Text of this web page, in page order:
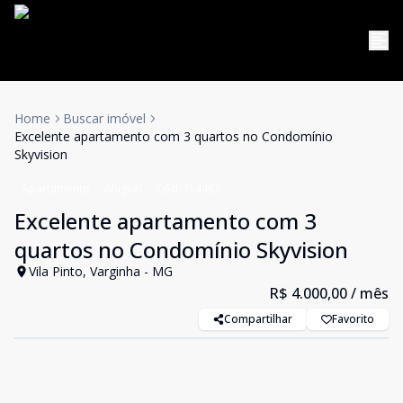
Home
Buscar imóvel
Excelente apartamento com 3 quartos no Condomínio
Skyvision
Excelente apartamento com 3
quartos no Condomínio Skyvision
Vila Pinto, Varginha - MG
R$ 4.000,00/ mês
Compartilhar Favorito